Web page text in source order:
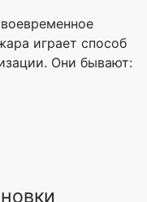
играет способ
Они бывают: